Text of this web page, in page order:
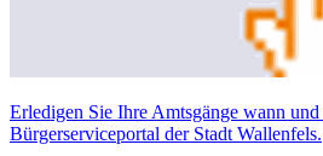
Erledigen Sie Ihre Amtsgänge wann
Bürgerserviceportal der Stadt Wallenfels.